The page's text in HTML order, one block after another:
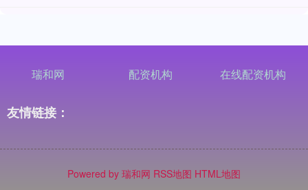
瑞和网 配资机构 在线配资机构
友情链接：
Powered by 瑞和网 RSS地图 HTML地图